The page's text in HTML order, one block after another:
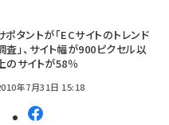
ポタントが「ECサイトのトレンド
査」、サイト幅が900ピクセル以
のサイトが58％
年7月31日 15:18